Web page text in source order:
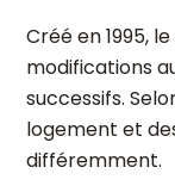
Créé en 1995,
modifications
successifs.
logement et
différemment.